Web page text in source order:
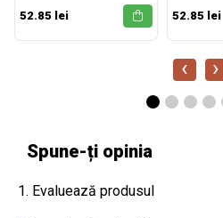
52.85 lei 52.85 lei
‹ ›
Spune-ți opinia
1. Evaluează produsul